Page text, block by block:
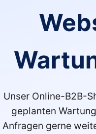
Unser Online-B2B-
geplanten
Anfragen gerne